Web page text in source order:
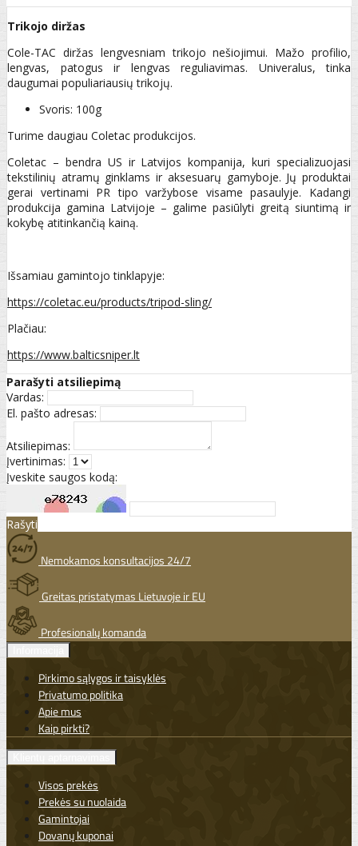
Trikojo diržas
Cole-TAC diržas lengvesniam trikojo nešiojimui. Mažo profilio,
lengvas, patogus ir lengvas reguliavimas. Univeralus, tinka
daugumai populiariausių trikojų.
Svoris: 100g
Turime daugiau Coletac produkcijos.
Coletac – bendra US ir Latvijos kompanija, kuri specializuojasi
tekstilinių atramų ginklams ir aksesuarų gamyboje. Jų produktai
gerai vertinami PR tipo varžybose visame pasaulyje. Kadangi
produkcija gamina Latvijoje – galime pasiūlyti greitą siuntimą ir
kokybę atitinkančią kainą.
Išsamiau gamintojo tinklapyje:
https://coletac.eu/products/tripod-sling/
Plačiau:
https://www.balticsniper.lt
Parašyti atsiliepimą
Vardas:
El. pašto adresas:
Atsiliepimas:
Įvertinimas:
Įveskite saugos kodą:
Rašyti
Nemokamos konsultacijos 24/7
Greitas pristatymas Lietuvoje ir EU
Profesionalų komanda
Pirkimo sąlygos ir taisyklės
Privatumo politika
Apie mus
Kaip pirkti?
Visos prekės
Prekės su nuolaida
Gamintojai
Dovanų kuponai